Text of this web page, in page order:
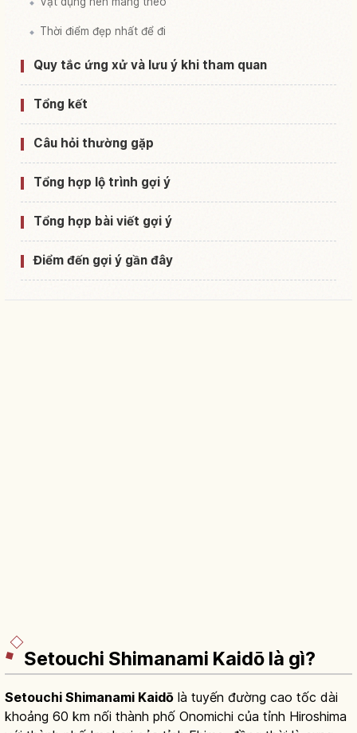
Thời điểm đẹp nhất để đi
Quy tắc ứng xử và lưu ý khi tham quan
Tổng kết
Câu hỏi thường gặp
Tổng hợp lộ trình gợi ý
Tổng hợp bài viết gợi ý
Điểm đến gợi ý gần đây
Setouchi Shimanami Kaidō là gì?
Setouchi Shimanami Kaidō là tuyến đường cao tốc dài
khoảng 60 km nối thành phố Onomichi của tỉnh Hiroshima